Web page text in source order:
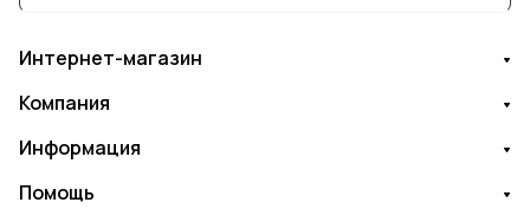
Интернет-магазин
Компания
Информация
Помощь